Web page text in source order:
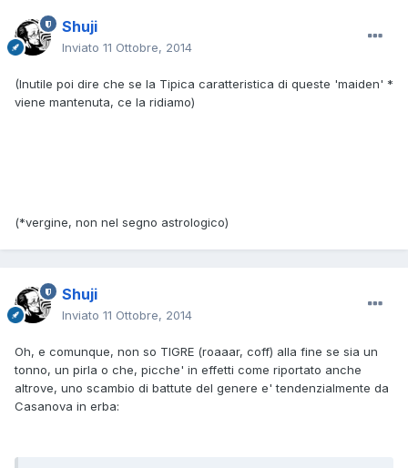
Shuji
Inviato 11 Ottobre, 2014
(Inutile poi dire che se la Tipica caratteristica di queste 'maiden' *
viene mantenuta, ce la ridiamo)
(*vergine, non nel segno astrologico)
Shuji
Inviato 11 Ottobre, 2014
Oh, e comunque, non so TIGRE (roaaar, coff) alla fine se sia un
tonno, un pirla o che, picche' in effetti come riportato anche
altrove, uno scambio di battute del genere e' tendenzialmente da
Casanova in erba: